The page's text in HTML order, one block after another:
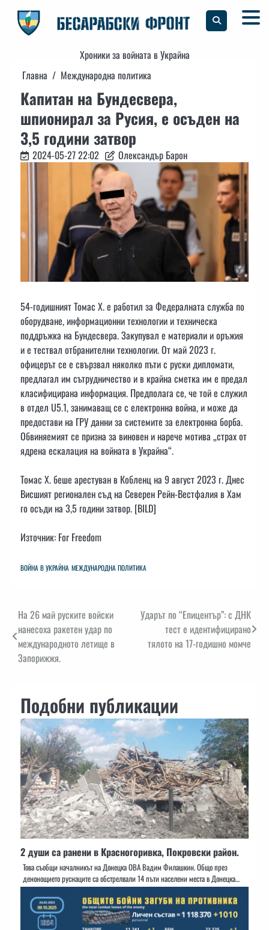
content
Хроники за войната в Украйна
Главна
Международна политика
Капитан на Бундесвера,
шпионирал за Русия, е осъден на
3,5 години затвор
2024-05-27 22:02 Олександър Барон
54-годишният Томас Х. е работил за Федералната служба по
оборудване, информационни технологии и техническа
поддръжка на Бундесвера. Закупувал е материали и оръжия
и е тествал отбранителни технологии. От май 2023 г.
офицерът се е свързвал няколко пъти с руски дипломати,
предлагал им сътрудничество и в крайна сметка им е предал
класифицирана информация. Предполага се, че той е служил
в отдел U5.1, занимаващ се с електронна война, и може да
предостави на ГРУ данни за системите за електронна борба.
Обвиняемият се призна за виновен и нарече мотива „страх от
ядрена ескалация на войната в Украйна“.
Томас Х. беше арестуван в Кобленц на 9 август 2023 г. Днес
Висшият регионален съд на Северен Рейн-Вестфалия в Хам
го осъди на 3,5 години затвор. [BILD]
Източник: For Freedom
ВОЙНА В УКРАЙНА МЕЖДУНАРОДНА ПОЛИТИКА
Навигация
На 26 май руските войски
нанесоха ракетен удар по
международното летище в
Запорижжя.
Ударът по “Епицентър”: с ДНК
тест е идентифицирано
тялото на 17-годишно момче
Подобни публикации
2 души са ранени в Красногоривка, Покровски район.
Това съобщи началникът на Донецка ОВА Вадим Филашкин. Общо през
денонощието руснаците са обстрелвали 14 пъти населени места в Донецка…